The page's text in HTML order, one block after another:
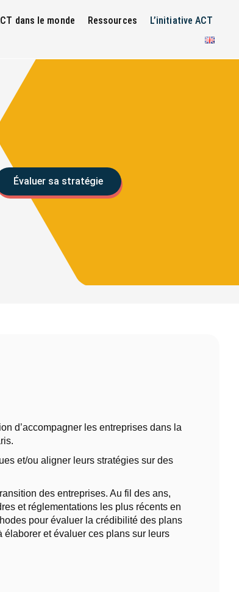
dans le monde Ressources L’initiative ACT
Évaluer sa stratégie
d’accompagner les entreprises dans la
et/ou aligner leurs stratégies sur des
des entreprises. Au fil des ans,
et réglementations les plus récents en
pour évaluer la crédibilité des plans
et évaluer ces plans sur leurs